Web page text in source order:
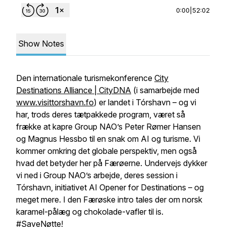
0:00 52:02
Show Notes
Den internationale turismekonference City
Destinations Alliance | CityDNA (i samarbejde med
www.visittorshavn.fo) er landet i Tórshavn – og vi
har, trods deres tætpakkede program, været så
frække at kapre Group NAO’s Peter Rømer Hansen
og Magnus Hessbo til en snak om AI og turisme. Vi
kommer omkring det globale perspektiv, men også
hvad det betyder her på Færøerne. Undervejs dykker
vi ned i Group NAO’s arbejde, deres session i
Tórshavn, initiativet AI Opener for Destinations – og
meget mere. I den Færøske intro tales der om norsk
karamel-pålæg og chokolade-vafler til is.
#SaveNøtte!